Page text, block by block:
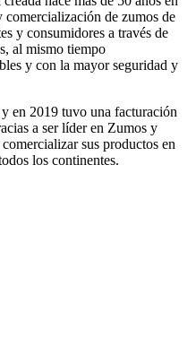
de zumos de
y consumidores a través de
al mismo tiempo
y con la mayor seguridad y
en 2019 tuvo una facturación
a ser líder en Zumos y
sus productos en
los continentes.